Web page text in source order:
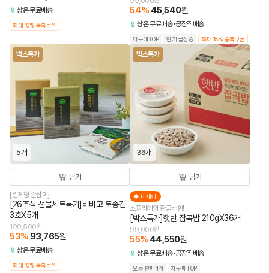
상온무료배송
최대 10% 중복쿠폰
54% 45,540원
상온무료배송 공장직배송
재구매TOP 인기 급상승 최대 15% 중복쿠폰
박스특가
5개
담기
[일체형 손잡이]
[26추석 선물세트특가]비비고 토종김
3호X5개
199,500원
53% 93,765원
상온무료배송
최대 10% 중복쿠폰
박스특가
36개
담기
더세페
소믈리에의 황금배합!
[박스특가]햇반 잡곡밥 210gX36개
99,000원
55% 44,550원
상온무료배송 공장직배송
오늘 판매4위
재구매TOP